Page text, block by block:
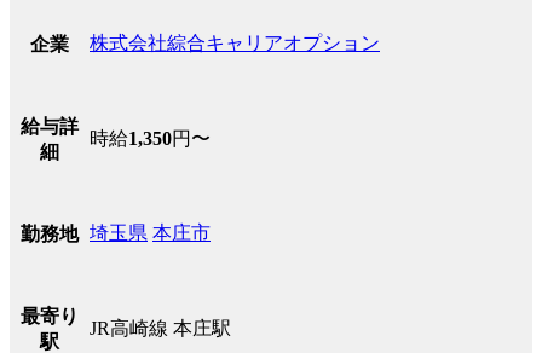
企業 株式会社綜合キャリアオプション
給与詳
細
時給1,350円〜
勤務地 埼玉県 本庄市
最寄り
駅
JR高崎線 本庄駅